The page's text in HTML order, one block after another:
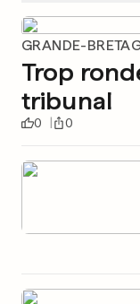
GRANDE-
Trop
tribunal
0 0